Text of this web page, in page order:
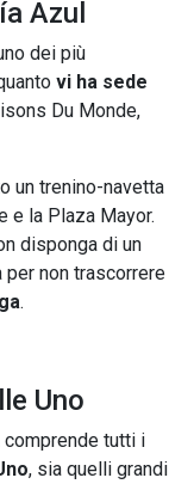
Azul
dei più
vi ha sede
Du Monde,
un trenino-navetta
e la Plaza Mayor.
disponga di un
per non trascorrere
.
Uno
tutti i
, sia quelli grandi